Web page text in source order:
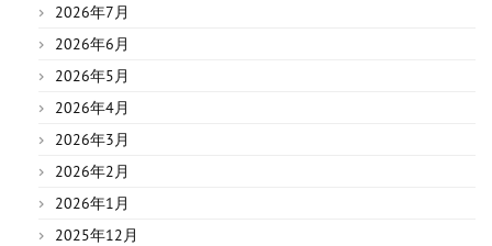
2026年7月
2026年6月
2026年5月
2026年4月
2026年3月
2026年2月
2026年1月
2025年12月